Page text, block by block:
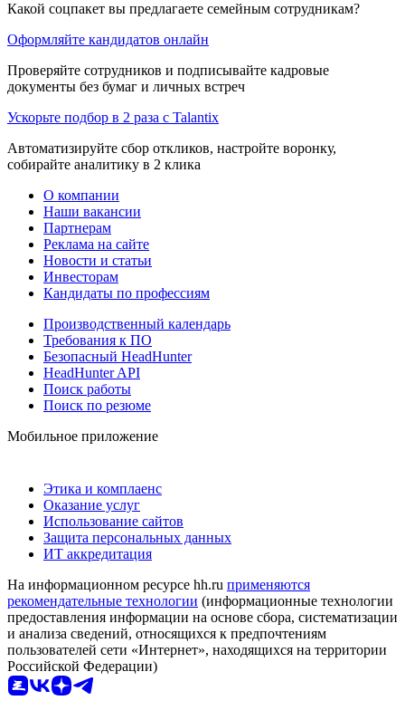
Какой соцпакет вы предлагаете семейным сотрудникам?
Оформляйте кандидатов онлайн
Проверяйте сотрудников и подписывайте кадровые
документы без бумаг и личных встреч
Ускорьте подбор в 2 раза с Talantix
Автоматизируйте сбор откликов, настройте воронку,
собирайте аналитику в 2 клика
О компании
Наши вакансии
Партнерам
Реклама на сайте
Новости и статьи
Инвесторам
Кандидаты по профессиям
Производственный календарь
Требования к ПО
Безопасный HeadHunter
HeadHunter API
Поиск работы
Поиск по резюме
Мобильное приложение
Этика и комплаенс
Оказание услуг
Использование сайтов
Защита персональных данных
ИТ аккредитация
На информационном ресурсе hh.ru применяются
рекомендательные технологии (информационные технологии
предоставления информации на основе сбора, систематизации
и анализа сведений, относящихся к предпочтениям
пользователей сети «Интернет», находящихся на территории
Российской Федерации)